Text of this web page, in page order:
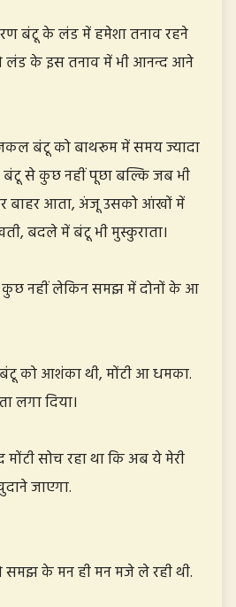
बंटू के लंड में हमेशा तनाव रहने
लंड के इस तनाव में भी आनन्द आने
बंटू को बाथरूम में समय ज्यादा
से कुछ नहीं पूछा बल्कि जब भी
बाहर आता, अंजू उसको आंखों में
बदले में बंटू भी मुस्कुराता।
नहीं लेकिन समझ में दोनों के आ
को आशंका थी, मोंटी आ धमका.
लगा दिया।
सोच रहा था कि अब ये मेरी
जाएगा.
समझ के मन ही मन मजे ले रही थी.